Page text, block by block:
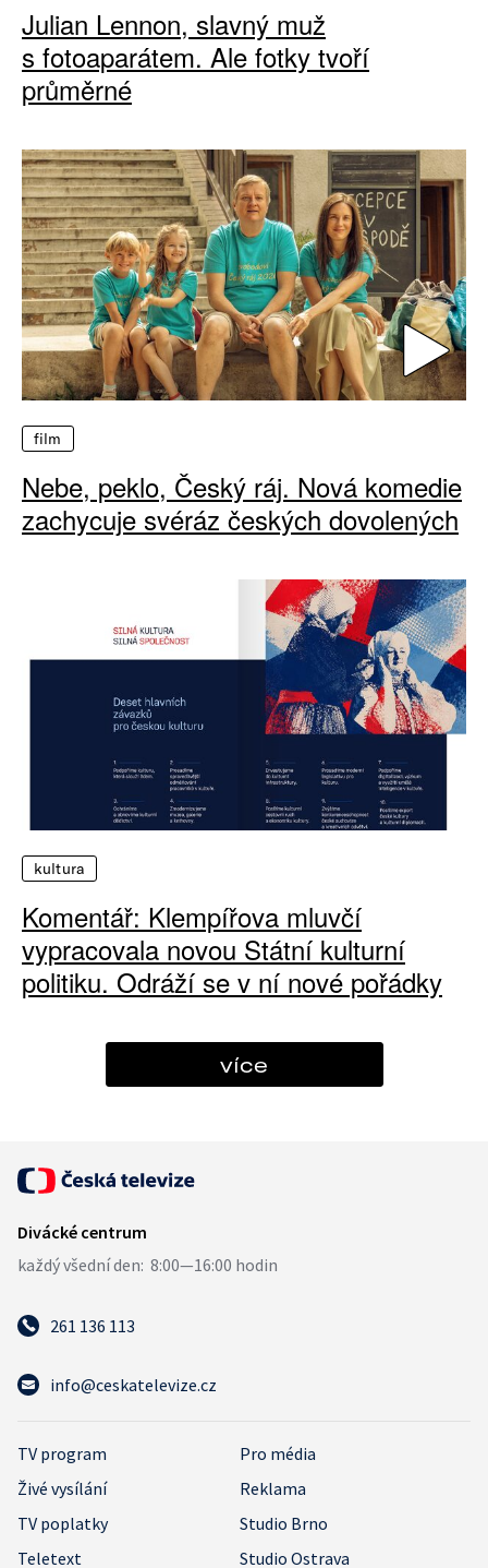
Julian Lennon, slavný muž
s fotoaparátem. Ale fotky tvoří
průměrné
film
Nebe, peklo, Český ráj. Nová komedie
zachycuje svéráz českých dovolených
kultura
Komentář: Klempířova mluvčí
vypracovala novou Státní kulturní
politiku. Odráží se v ní nové pořádky
více
261 136 113
info@ceskatelevize.cz
TV program
Pro média
Živé vysílání
Reklama
TV poplatky
Studio Brno
Teletext
Studio Ostrava